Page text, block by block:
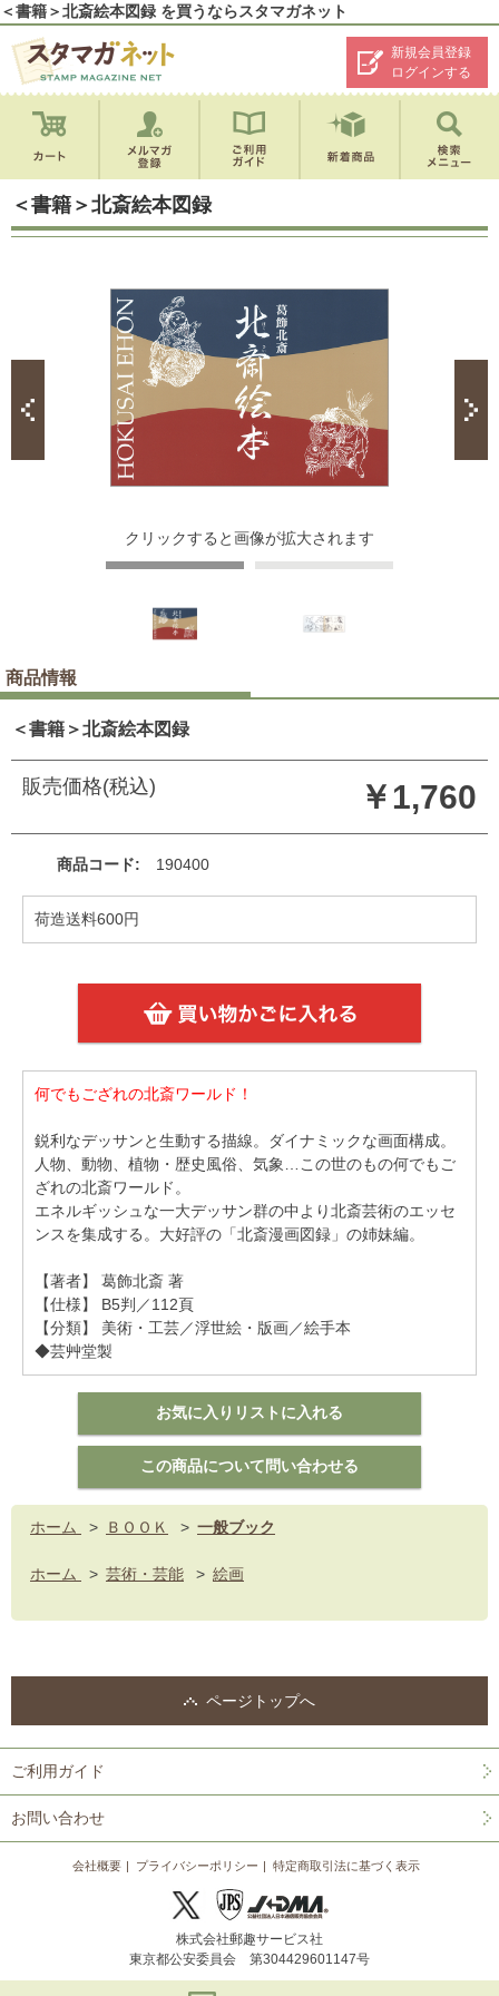
＜書籍＞北斎絵本図録 を買うならスタマガネット
新規会員登録
ログインする
＜書籍＞北斎絵本図録
クリックすると画像が拡大されます
商品情報
＜書籍＞北斎絵本図録
販売価格(税込) ￥1,760
商品コード 190400
荷造送料600円
何でもござれの北斎ワールド！
鋭利なデッサンと生動する描線。ダイナミックな画面構成。
人物、動物、植物・歴史風俗、気象…この世のもの何でもご
ざれの北斎ワールド。
エネルギッシュな一大デッサン群の中より北斎芸術のエッセ
ンスを集成する。大好評の「北斎漫画図録」の姉妹編。
【著者】 葛飾北斎 著
【仕様】 B5判／112頁
【分類】 美術・工芸／浮世絵・版画／絵手本
◆芸艸堂製
ホーム > ＢＯＯＫ > 一般ブック
ホーム > 芸術・芸能 > 絵画
ページトップへ
ご利用ガイド
お問い合わせ
会社概要 プライバシーポリシー 特定商取引法に基づく表示
株式会社郵趣サービス社
東京都公安委員会 第304429601147号